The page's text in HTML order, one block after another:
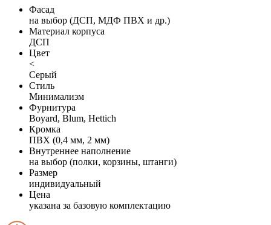
Фасад
на выбор (ДСП, МДФ ПВХ и др.)
Материал корпуса
ДСП
Цвет
<
Серый
Стиль
Минимализм
Фурнитура
Boyard, Blum, Hettich
Кромка
ПВХ (0,4 мм, 2 мм)
Внутреннее наполнение
на выбор (полки, корзины, штанги)
Размер
индивидуальный
Цена
указана за базовую комплектацию